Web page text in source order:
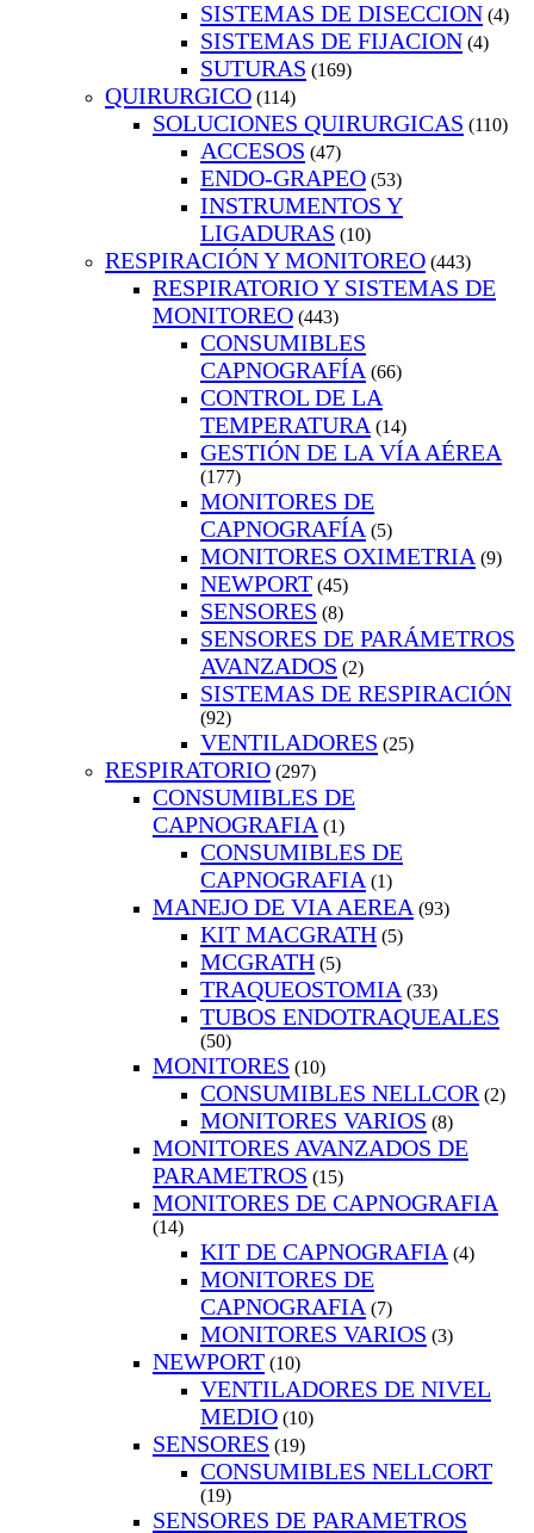
SISTEMAS DE DISECCION (4)
SISTEMAS DE FIJACION (4)
SUTURAS (169)
QUIRURGICO (114)
SOLUCIONES QUIRURGICAS (110)
ACCESOS (47)
ENDO-GRAPEO (53)
INSTRUMENTOS Y
LIGADURAS (10)
RESPIRACIÓN Y MONITOREO (443)
RESPIRATORIO Y SISTEMAS DE
MONITOREO (443)
CONSUMIBLES
CAPNOGRAFÍA (66)
CONTROL DE LA
TEMPERATURA (14)
GESTIÓN DE LA VÍA AÉREA
(177)
MONITORES DE
CAPNOGRAFÍA (5)
MONITORES OXIMETRIA (9)
NEWPORT (45)
SENSORES (8)
SENSORES DE PARÁMETROS
AVANZADOS (2)
SISTEMAS DE RESPIRACIÓN
(92)
VENTILADORES (25)
RESPIRATORIO (297)
CONSUMIBLES DE
CAPNOGRAFIA (1)
CONSUMIBLES DE
CAPNOGRAFIA (1)
MANEJO DE VIA AEREA (93)
KIT MACGRATH (5)
MCGRATH (5)
TRAQUEOSTOMIA (33)
TUBOS ENDOTRAQUEALES
(50)
MONITORES (10)
CONSUMIBLES NELLCOR (2)
MONITORES VARIOS (8)
MONITORES AVANZADOS DE
PARAMETROS (15)
MONITORES DE CAPNOGRAFIA
(14)
KIT DE CAPNOGRAFIA (4)
MONITORES DE
CAPNOGRAFIA (7)
MONITORES VARIOS (3)
NEWPORT (10)
VENTILADORES DE NIVEL
MEDIO (10)
SENSORES (19)
CONSUMIBLES NELLCORT
(19)
SENSORES DE PARAMETROS